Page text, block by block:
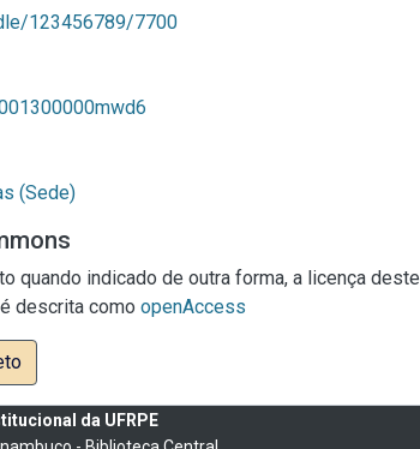
123456789/7700
(Sede)
quando indicado de outra forma, a licença deste
descrita como openAccess
da UFRPE